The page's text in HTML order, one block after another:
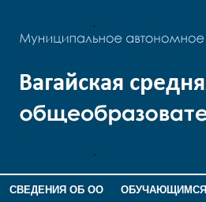
СВЕДЕНИЯ ОБ ОО ОБУЧАЮЩИМСЯ